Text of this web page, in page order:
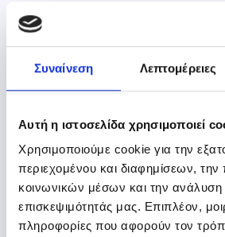
Συναίνεση Λεπτομέρειες
Αυτή η ιστοσελίδα χρησιμοποιεί
Χρησιμοποιούμε cookie για την
περιεχομένου και διαφημίσεων, την
κοινωνικών μέσων και την ανάλυση
επισκεψιμότητάς μας. Επιπλέον,
πληροφορίες που αφορούν τον